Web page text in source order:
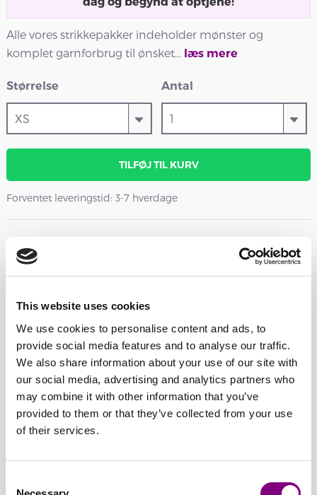
This website uses cookies
We use cookies to personalise content and ads, to
provide social media features and to analyse our traffic.
We also share information about your use of our site with
our social media, advertising and analytics partners who
may combine it with other information that you’ve
provided to them or that they’ve collected from your use
of their services.
Alle vores strikkepakker indeholder mønster og
komplet garnforbrug til ønsket... læs mere
Størrelse Antal
TILFØJ TIL KURV
Forventet leveringstid: 3-7 hverdage
- +
Åbn farvevælgeren
-
Åbn farvevælgeren
-